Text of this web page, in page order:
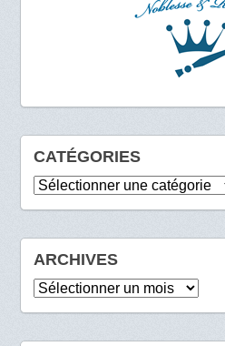
CATÉGORIES
Catégories
ARCHIVES
Archives